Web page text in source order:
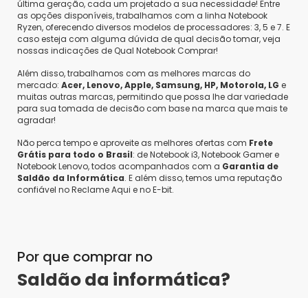
última geração, cada um projetado a sua necessidade! Entre
as opções disponíveis, trabalhamos com a linha Notebook
Ryzen, oferecendo diversos modelos de processadores: 3, 5 e 7. E
caso esteja com alguma dúvida de qual decisão tomar, veja
nossas indicações de Qual Notebook Comprar!
Além disso, trabalhamos com as melhores marcas do
mercado: Acer, Lenovo, Apple, Samsung, HP, Motorola, LG e
muitas outras marcas, permitindo que possa lhe dar variedade
para sua tomada de decisão com base na marca que mais te
agradar!
Não perca tempo e aproveite as melhores ofertas com Frete
Grátis para todo o Brasil: de Notebook i3, Notebook Gamer e
Notebook Lenovo, todos acompanhados com a Garantia de
Saldão da Informática. E além disso, temos uma reputação
confiável no Reclame Aqui e no E-bit.
Por que comprar no
Saldão da informática?